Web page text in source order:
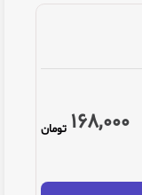
168,000 تومان